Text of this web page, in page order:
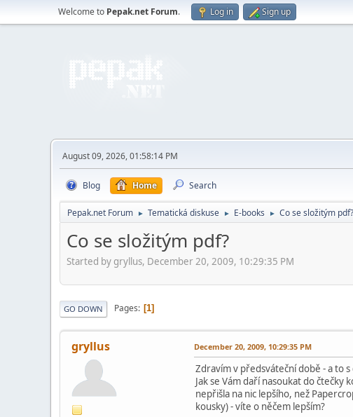
Welcome to Pepak.net Forum. Log in Sign up
August 09, 2026, 01:58:14 PM
Blog Home Search
Pepak.net Forum ► Tematická diskuse ► E-books ► Co se složitým pdf?
Co se složitým pdf?
Started by gryllus, December 20, 2009, 10:29:35 PM
GO DOWN Pages 1
gryllus December 20, 2009, 10:29:35 PM
Zdravím v předsváteční době - a to
Jak se Vám daří nasoukat do
nepřišla na nic lepšího, než
kousky) - víte o něčem lepším?